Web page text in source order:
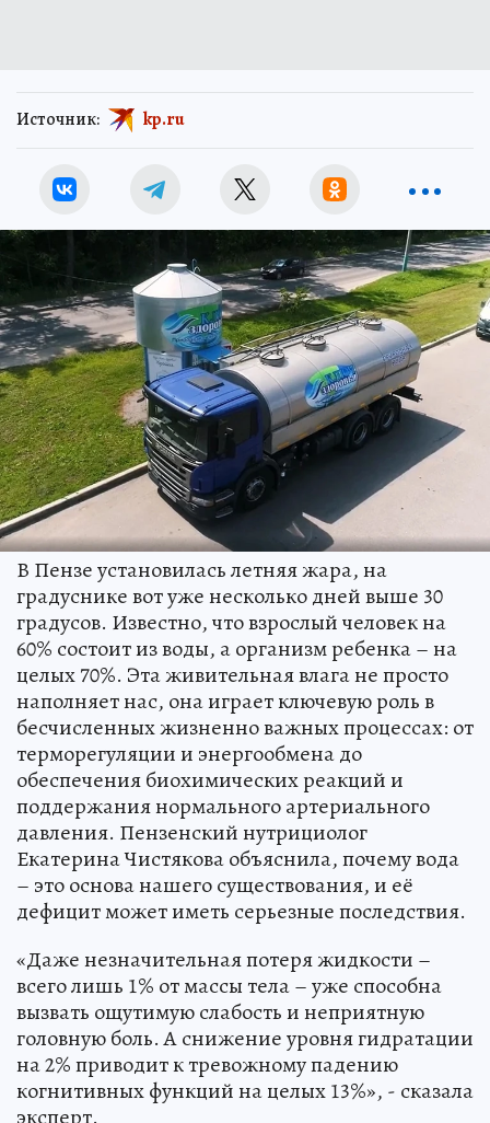
Источник: kp.ru
В Пензе установилась летняя жара, на
градуснике вот уже несколько дней выше 30
градусов. Известно, что взрослый человек на
60% состоит из воды, а организм ребенка – на
целых 70%. Эта живительная влага не просто
наполняет нас, она играет ключевую роль в
бесчисленных жизненно важных процессах: от
терморегуляции и энергообмена до
обеспечения биохимических реакций и
поддержания нормального артериального
давления. Пензенский нутрициолог
Екатерина Чистякова объяснила, почему вода
– это основа нашего существования, и её
дефицит может иметь серьезные последствия.
«Даже незначительная потеря жидкости –
всего лишь 1% от массы тела – уже способна
вызвать ощутимую слабость и неприятную
головную боль. А снижение уровня гидратации
на 2% приводит к тревожному падению
когнитивных функций на целых 13%», - сказала